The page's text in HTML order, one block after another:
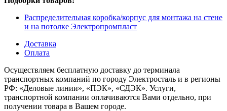
Распределительная коробка/корпус для монтажа на стене
и на потолке Электропромпласт
Доставка
Оплата
Осуществляем бесплатную доставку до терминала
транспортных компаний по городу Электросталь и в регионы
РФ: «Деловые линии», «ПЭК», «СДЭК». Услуги,
транспортной компании оплачиваются Вами отдельно, при
получении товара в Вашем городе.